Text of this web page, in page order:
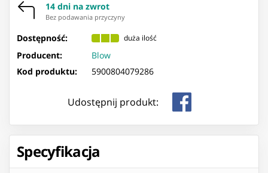
14 dni na zwrot
Bez podawania przyczyny
Dostępność: duża ilość
Producent:
Blow
Kod produktu:
5900804079286
Udostępnij produkt:
Specyfikacja